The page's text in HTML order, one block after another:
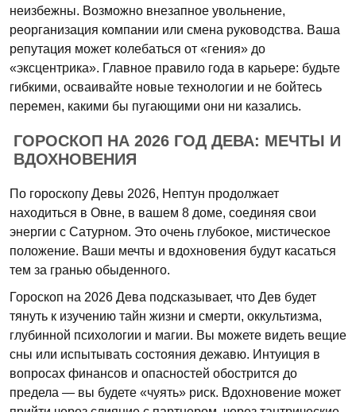
неизбежны. Возможно внезапное увольнение,
реорганизация компании или смена руководства. Ваша
репутация может колебаться от «гения» до
«эксцентрика». Главное правило года в карьере: будьте
гибкими, осваивайте новые технологии и не бойтесь
перемен, какими бы пугающими они ни казались.
ГОРОСКОП НА 2026 ГОД ДЕВА: МЕЧТЫ И
ВДОХНОВЕНИЯ
По гороскопу Девы 2026, Нептун продолжает
находиться в Овне, в вашем 8 доме, соединяя свои
энергии с Сатурном. Это очень глубокое, мистическое
положение. Ваши мечты и вдохновения будут касаться
тем за гранью обыденного.
Гороскоп на 2026 Дева подсказывает, что Дев будет
тянуть к изучению тайн жизни и смерти, оккультизма,
глубинной психологии и магии. Вы можете видеть вещие
сны или испытывать состояния дежавю. Интуиция в
вопросах финансов и опасностей обострится до
предела — вы будете «чуять» риск. Вдохновение может